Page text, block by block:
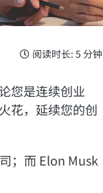
阅读时长: 5 分钟
您是连续创业
花，延续您的创
；而 Elon Musk